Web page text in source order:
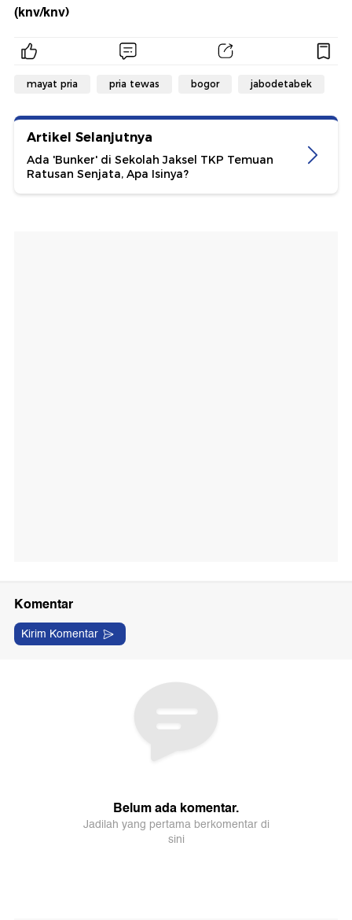
(knv/knv)
mayat pria pria tewas bogor jabodetabek
Artikel Selanjutnya
Ada 'Bunker' di Sekolah Jaksel TKP Temuan
Ratusan Senjata, Apa Isinya?